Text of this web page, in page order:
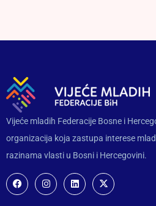
Vijeće mladih Federacije Bosne i
organizacija koja zastupa interese
razinama vlasti u Bosni i Hercegovini.